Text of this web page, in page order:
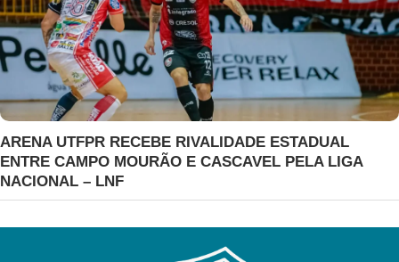
ARENA UTFPR RECEBE RIVALIDADE ESTADUAL
ENTRE CAMPO MOURÃO E CASCAVEL PELA LIGA
NACIONAL – LNF